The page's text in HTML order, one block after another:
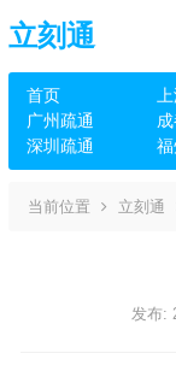
立刻通
首页
广州疏通
深圳疏通
当前位置 立刻通
发布: